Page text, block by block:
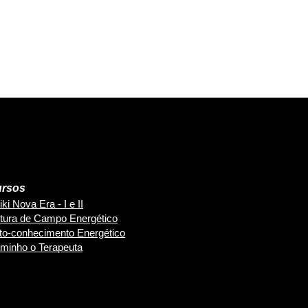
Nova Era - I e II
de Campo Energético
conhecimento Energético
o Terapeuta